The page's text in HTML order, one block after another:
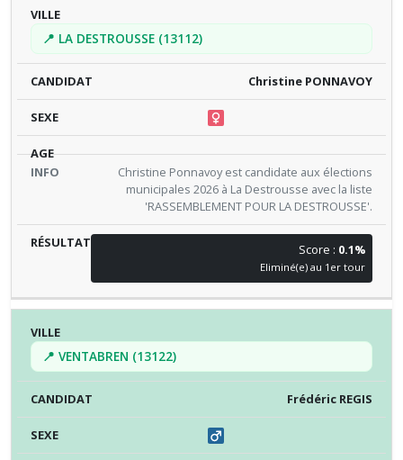
📍 LA DESTROUSSE (13112)
Christine PONNAVOY
Christine Ponnavoy est candidate aux élections
municipales 2026 à La Destrousse avec la liste
'RASSEMBLEMENT POUR LA DESTROUSSE'.
Score : 0.1%
Eliminé(e) au 1er tour
📍 VENTABREN (13122)
Frédéric REGIS